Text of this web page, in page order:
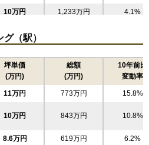
10万円 1,233万円 4.1%
9.8万円 798万円 6.3%
9.3万円 666万円 9.0%
8.6万円 596万円 3.5%
8.6万円 722万円 4.9%
8.6万円 645万円 4.7%
（駅）
坪単価
(万円)
総額
(万円)
10年前比
変動率
11万円 773万円 15.8%
10万円 843万円 10.8%
8.6万円 619万円 6.2%